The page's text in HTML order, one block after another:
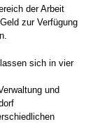
der Arbeit
zur Ver­fügung
sich in vier
und